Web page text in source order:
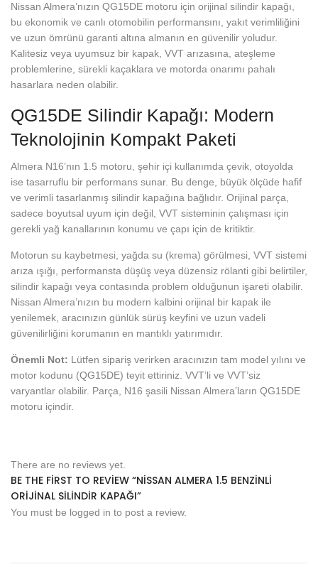
Nissan Almera’nızın QG15DE motoru için orijinal silindir kapağı,
bu ekonomik ve canlı otomobilin performansını, yakıt verimliliğini
ve uzun ömrünü garanti altına almanın en güvenilir yoludur.
Kalitesiz veya uyumsuz bir kapak, VVT arızasına, ateşleme
problemlerine, sürekli kaçaklara ve motorda onarımı pahalı
hasarlara neden olabilir.
QG15DE Silindir Kapağı: Modern
Teknolojinin Kompakt Paketi
Almera N16’nın 1.5 motoru, şehir içi kullanımda çevik, otoyolda
ise tasarruflu bir performans sunar. Bu denge, büyük ölçüde hafif
ve verimli tasarlanmış silindir kapağına bağlıdır. Orijinal parça,
sadece boyutsal uyum için değil, VVT sisteminin çalışması için
gerekli yağ kanallarının konumu ve çapı için de kritiktir.
Motorun su kaybetmesi, yağda su (krema) görülmesi, VVT sistemi
arıza ışığı, performansta düşüş veya düzensiz rölanti gibi belirtiler,
silindir kapağı veya contasında problem olduğunun işareti olabilir.
Nissan Almera’nızın bu modern kalbini orijinal bir kapak ile
yenilemek, aracınızın günlük sürüş keyfini ve uzun vadeli
güvenilirliğini korumanın en mantıklı yatırımıdır.
Önemli Not: Lütfen sipariş verirken aracınızın tam model yılını ve
motor kodunu (QG15DE) teyit ettiriniz. VVT’li ve VVT’siz
varyantlar olabilir. Parça, N16 şasili Nissan Almera’ların QG15DE
motoru içindir.
There are no reviews yet.
BE THE FIRST TO REVIEW “NISSAN ALMERA 1.5 BENZINLI
ORIJINAL SILINDIR KAPAĞI”
You must be logged in to post a review.